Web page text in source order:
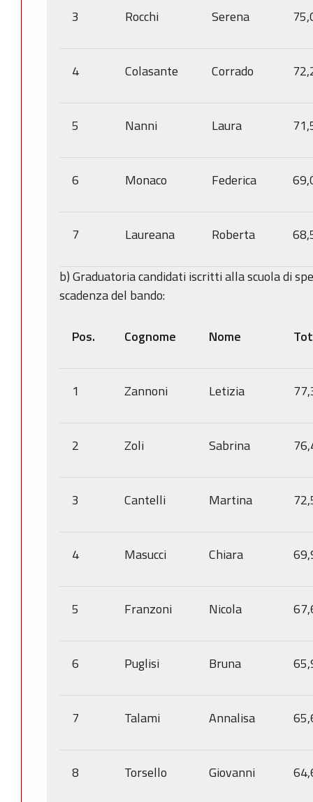
3 Rocchi Serena
4 Colasante Corrado
5 Nanni Laura
6 Monaco Federica
7 Laureana Roberta
b) Graduatoria candidati iscritti alla scuola di
scadenza del bando:
Pos. Cognome Nome
1 Zannoni Letizia
2 Zoli Sabrina
3 Cantelli Martina
4 Masucci Chiara
5 Franzoni Nicola
6 Puglisi Bruna
7 Talami Annalisa
8 Torsello Giovanni